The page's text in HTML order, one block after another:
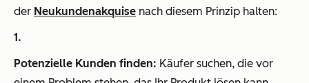
der Neukundenakquise nach diesem Prinzip halten:
Potenzielle Kunden finden: Käufer suchen, die vor